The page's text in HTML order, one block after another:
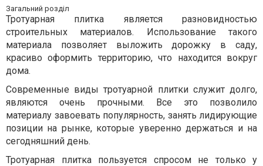
Загальний розділ
Тротуарная плитка является разновидностью
строительных материалов. Использование такого
материала позволяет выложить дорожку в саду,
красиво оформить территорию, что находится вокруг
дома.
Современные виды тротуарной плитки служит долго,
являются очень прочными. Все это позволило
материалу завоевать популярность, занять лидирующие
позиции на рынке, которые уверенно держаться и на
сегодняшний день.
Тротуарная плитка пользуется спросом не только у